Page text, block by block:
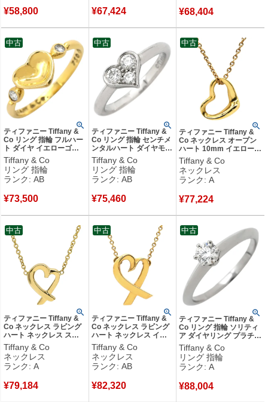
¥58,800 ¥67,424 ¥68,404
ティファニー Tiffany &
Co リング 指輪 フルハー
ト ダイヤ イエローゴー
ルド T＆Co. 18K 750 YG
エルサ ペレッティ 2石 2
粒 7.5号 【箱】 【中古】
中古品
Tiffany & Co
リング 指輪
ランク: AB
¥73,500
中古
ティファニー Tiffany &
Co リング 指輪 センチメ
ンタルハート ダイヤモン
ド プラチナシルバー T＆
Co. プラチナ950 18K 3
石 3粒 6.5号 【箱】 【中
古】中古品
Tiffany & Co
リング 指輪
ランク: AB
¥75,460
中古
ティファニー Tiffany &
Co ネックレス オープン
ハート 10mm イエローゴ
ールド T＆Co. Au750
18K 18金 エルサペレッ
ティ ミニ 【中古】中古美
品
Tiffany & Co
ネックレス
ランク: A
¥77,224
中古
ティファニー Tiffany &
Co ネックレス ラビング
ハート ネックレス スモ
ール イエローゴールド
18K 750 YG T&Co. パロ
マピカソ 【中古】中古美
品
Tiffany & Co
ネックレス
ランク: A
¥79,184
中古
ティファニー Tiffany &
Co ネックレス ラビング
ハート ネックレス イエ
ローゴールド 18K 750
YG T&Co. パロマピカソ
【中古】中古品
Tiffany & Co
ネックレス
ランク: AB
¥82,320
中古
ティファニー Tiffany &
Co リング 指輪 ソリティ
ア ダイヤリング プラチナ
シルバー T＆Co. 一粒 1P
立爪 0.27ct プラチナ950
10.5号 【箱】 【中古】中
古美品
Tiffany & Co
リング 指輪
ランク: A
¥88,004
中古